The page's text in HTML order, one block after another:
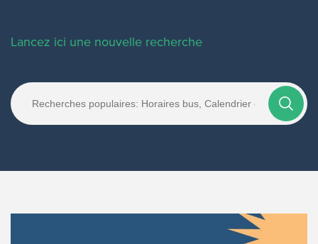
Lancez ici une nouvelle recherche